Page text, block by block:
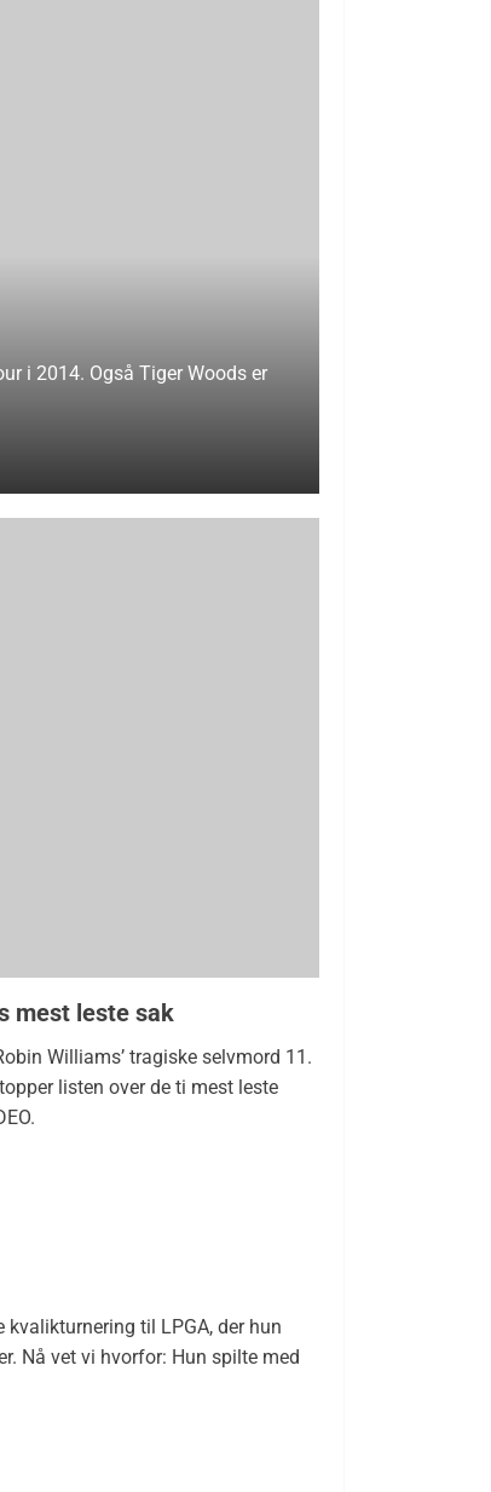
i 2014. Også Tiger Woods er
mest leste sak
Williams’ tragiske selvmord 11.
listen over de ti mest leste
til LPGA, der hun
Nå vet vi hvorfor: Hun spilte med